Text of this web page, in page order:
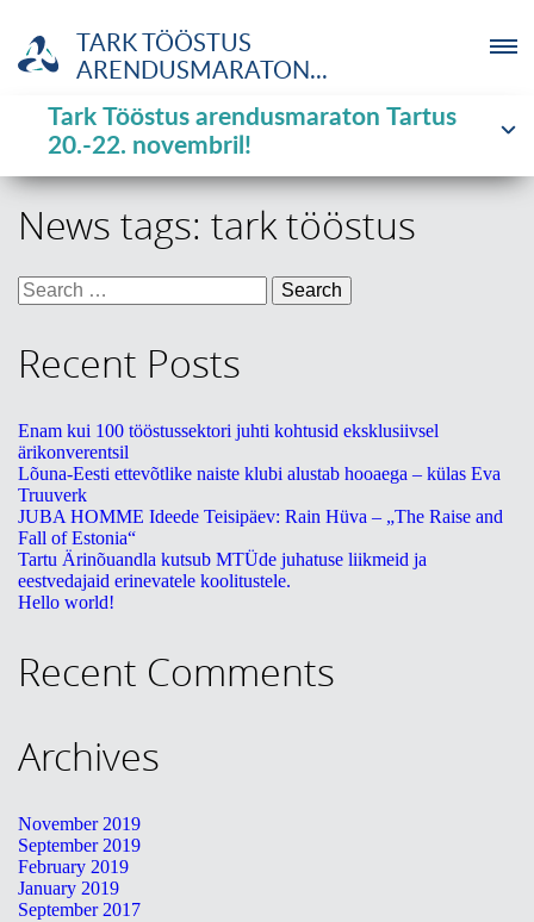
TARK TÖÖSTUS
ARENDUSMARATON...
ETTEVÕTJA
MTÜ
UUDISED
KOOLITUSED
KONTAKT
Tark Tööstus arendusmaraton Tartus
20.-22. novembril!
News tags:tark tööstus
News tags: tark tööstus
Search
for:
Recent Posts
Enam kui 100 tööstussektori juhti kohtusid eksklusiivsel
ärikonverentsil
Lõuna-Eesti ettevõtlike naiste klubi alustab hooaega – külas Eva
Truuverk
JUBA HOMME Ideede Teisipäev: Rain Hüva – „The Raise and
Fall of Estonia“
Tartu Ärinõuandla kutsub MTÜde juhatuse liikmeid ja
eestvedajaid erinevatele koolitustele.
Hello world!
Recent Comments
Archives
November 2019
September 2019
February 2019
January 2019
September 2017